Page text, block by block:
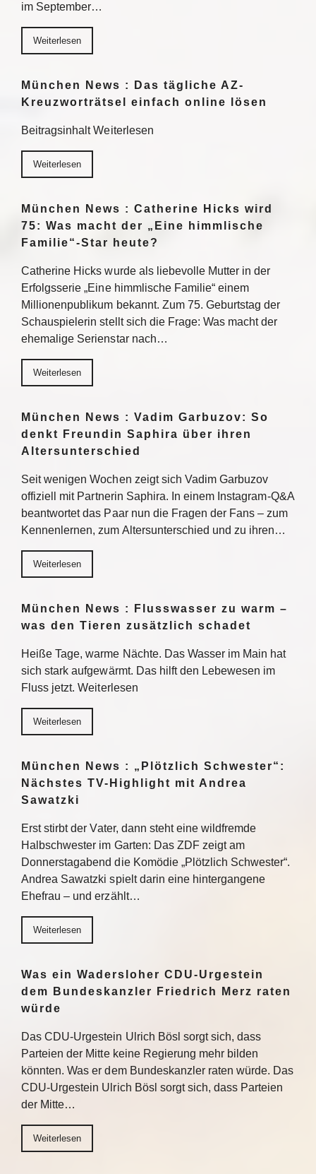
im September…
Weiterlesen
München News : Das tägliche AZ-
Kreuzworträtsel einfach online lösen
Beitragsinhalt Weiterlesen
Weiterlesen
München News : Catherine Hicks wird
75: Was macht der „Eine himmlische
Familie“-Star heute?
Catherine Hicks wurde als liebevolle Mutter in der
Erfolgsserie „Eine himmlische Familie“ einem
Millionenpublikum bekannt. Zum 75. Geburtstag der
Schauspielerin stellt sich die Frage: Was macht der
ehemalige Serienstar nach…
Weiterlesen
München News : Vadim Garbuzov: So
denkt Freundin Saphira über ihren
Altersunterschied
Seit wenigen Wochen zeigt sich Vadim Garbuzov
offiziell mit Partnerin Saphira. In einem Instagram-Q&A
beantwortet das Paar nun die Fragen der Fans – zum
Kennenlernen, zum Altersunterschied und zu ihren…
Weiterlesen
München News : Flusswasser zu warm –
was den Tieren zusätzlich schadet
Heiße Tage, warme Nächte. Das Wasser im Main hat
sich stark aufgewärmt. Das hilft den Lebewesen im
Fluss jetzt. Weiterlesen
Weiterlesen
München News : „Plötzlich Schwester“:
Nächstes TV-Highlight mit Andrea
Sawatzki
Erst stirbt der Vater, dann steht eine wildfremde
Halbschwester im Garten: Das ZDF zeigt am
Donnerstagabend die Komödie „Plötzlich Schwester“.
Andrea Sawatzki spielt darin eine hintergangene
Ehefrau – und erzählt…
Weiterlesen
Was ein Wadersloher CDU-Urgestein
dem Bundeskanzler Friedrich Merz raten
würde
Das CDU-Urgestein Ulrich Bösl sorgt sich, dass
Parteien der Mitte keine Regierung mehr bilden
könnten. Was er dem Bundeskanzler raten würde. Das
CDU-Urgestein Ulrich Bösl sorgt sich, dass Parteien
der Mitte…
Weiterlesen